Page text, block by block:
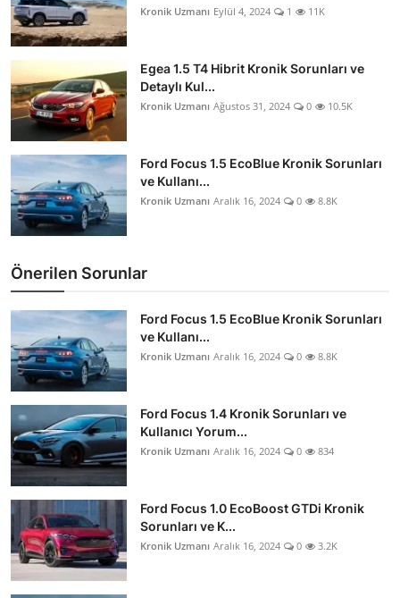
Kronik Uzmanı Eylül 4, 2024 1 11K
Egea 1.5 T4 Hibrit Kronik Sorunları ve
Detaylı Kul...
Kronik Uzmanı Ağustos 31, 2024 0 10.5K
Ford Focus 1.5 EcoBlue Kronik Sorunları
ve Kullanı...
Kronik Uzmanı Aralık 16, 2024 0 8.8K
Önerilen Sorunlar
Ford Focus 1.5 EcoBlue Kronik Sorunları
ve Kullanı...
Kronik Uzmanı Aralık 16, 2024 0 8.8K
Ford Focus 1.4 Kronik Sorunları ve
Kullanıcı Yorum...
Kronik Uzmanı Aralık 16, 2024 0 834
Ford Focus 1.0 EcoBoost GTDi Kronik
Sorunları ve K...
Kronik Uzmanı Aralık 16, 2024 0 3.2K